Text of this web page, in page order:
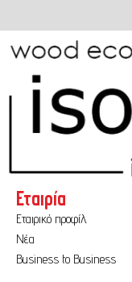
Εταιρία
Εταιρικό προφίλ
Νέα
Business to Business